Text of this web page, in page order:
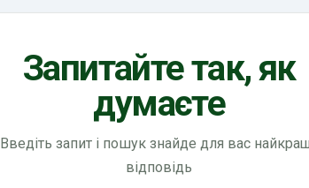
Запитайте так, як
думаєте
Введіть запит і пошук знайде для вас
відповідь